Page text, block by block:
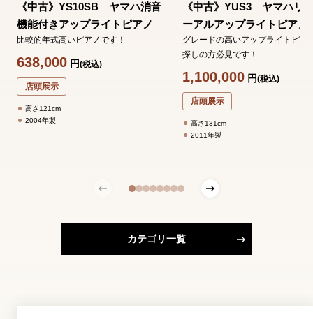
《中古》YS10SB ヤマハ消音
機能付きアップライトピアノ
比較的年式高いピアノです！
638,000円(税込)
店頭展示
高さ121cm
2004年製
《中古》YUS3 ヤマハリ
ーアルアップライトピアノ
グレードの高いアップライトピア
探しの方必見です！
1,100,000円(税込)
店頭展示
高さ131cm
2011年製
カテゴリ一覧